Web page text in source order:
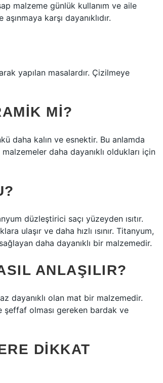
malzeme günlük kullanım ve aile
karşı dayanıklıdır.
yapılan masalardır. Çizilmeye
MI?
daha kalın ve esnektir. Bu anlamda
daha dayanıklı oldukları için
düzleştirici saçı yüzeyden ısıtır.
ulaşır ve daha hızlı ısınır. Titanyum,
daha dayanıklı bir malzemedir.
ANLAŞILIR?
dayanıklı olan mat bir malzemedir.
olması gereken bardak ve
DIKKAT